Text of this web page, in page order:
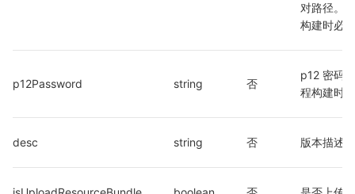
对路径。
构建时必填
p12Password string 否
p12 密码
程构建时
desc string 否 版本描述